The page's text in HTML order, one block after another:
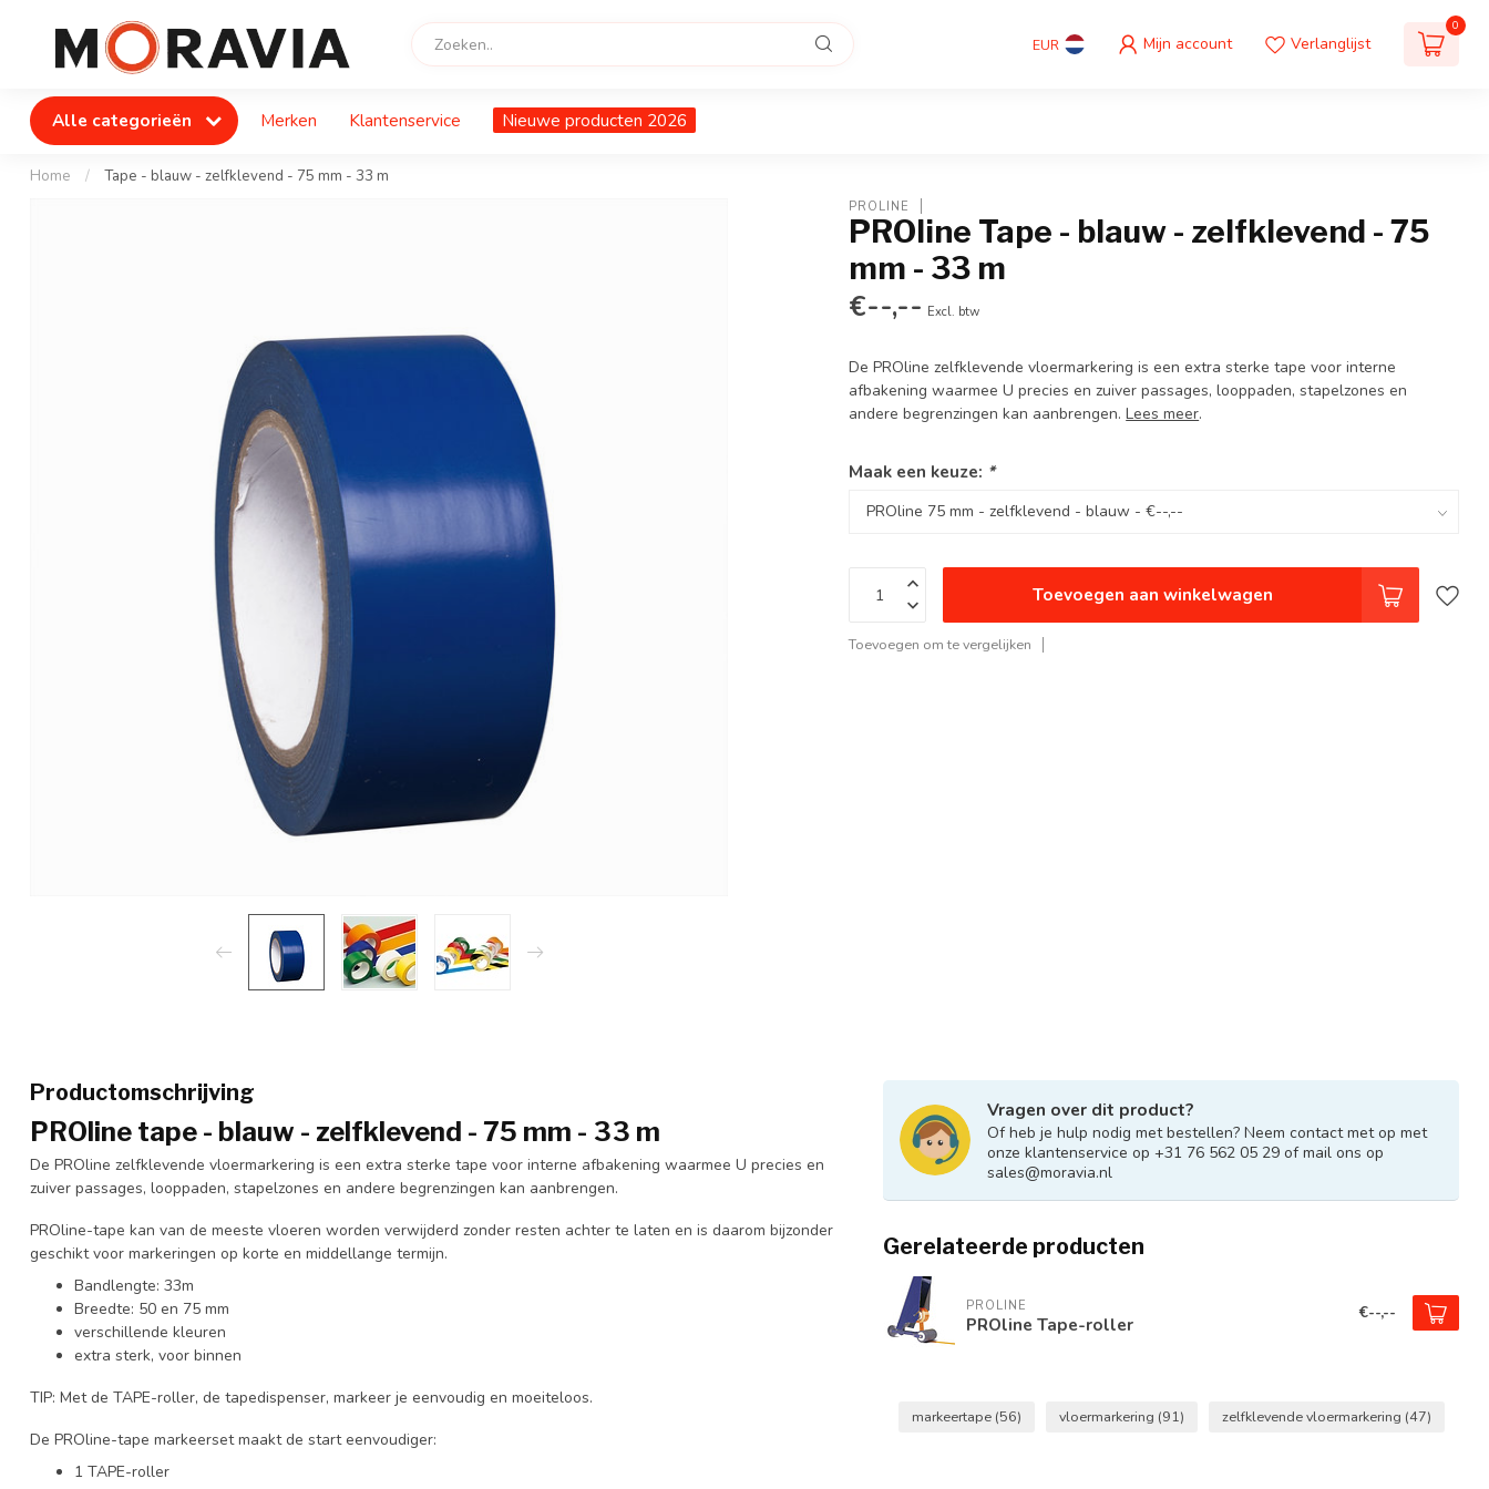
EUR Mijn account Verlanglijst
0
Alle categorieën Merken Klantenservice Nieuwe producten 2026
Home / Tape - blauw - zelfklevend - 75 mm - 33 m
PROLINE
PROline Tape - blauw - zelfklevend - 75
mm - 33 m
€--,-- Excl. btw
De PROline zelfklevende vloermarkering is een extra sterke tape voor interne
afbakening waarmee U precies en zuiver passages, looppaden, stapelzones en
andere begrenzingen kan aanbrengen.Lees meer.
Maak een keuze: *
Toevoegen aan winkelwagen
Toevoegen om te vergelijken
Productomschrijving
PROline tape - blauw - zelfklevend - 75 mm - 33 m
De PROline zelfklevende vloermarkering is een extra sterke tape voor interne afbakening waarmee U precies en
zuiver passages, looppaden, stapelzones en andere begrenzingen kan aanbrengen.
PROline-tape kan van de meeste vloeren worden verwijderd zonder resten achter te laten en is daarom bijzonder
geschikt voor markeringen op korte en middellange termijn.
Bandlengte: 33m
Breedte: 50 en 75 mm
verschillende kleuren
extra sterk, voor binnen
TIP: Met de TAPE-roller, de tapedispenser, markeer je eenvoudig en moeiteloos.
De PROline-tape markeerset maakt de start eenvoudiger:
1 TAPE-roller
Vragen over dit product?
Of heb je hulp nodig met bestellen? Neem contact met op met
onze klantenservice op +31 76 562 05 29 of mail ons op
sales@moravia.nl
Gerelateerde producten
PROLINE
PROline Tape-roller €--,--
markeertape (56) vloermarkering (91) zelfklevende vloermarkering (47)